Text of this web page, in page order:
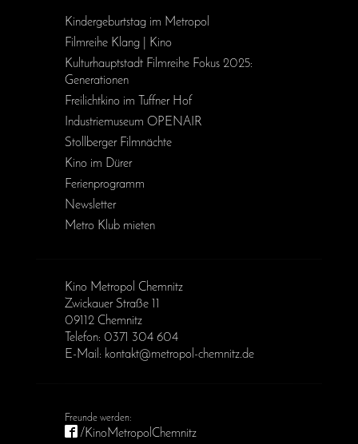
Kinder­geburts­tag im Metropol
Filmreihe Klang | Kino
Kulturhauptstadt Filmreihe Fokus 2025:
Generationen
Freilichtkino im Tuffner Hof
Industriemuseum OPENAIR
Stollberger Filmnächte
Kino im Dürer
Ferienprogramm
Newsletter
Metro Klub mieten
Kino Metropol Chemnitz
Zwickauer Straße 11
09112 Chemnitz
Telefon: 0371 304 604
E-Mail: kontakt@metropol-chemnitz.de
/KinoMetropolChemnitz